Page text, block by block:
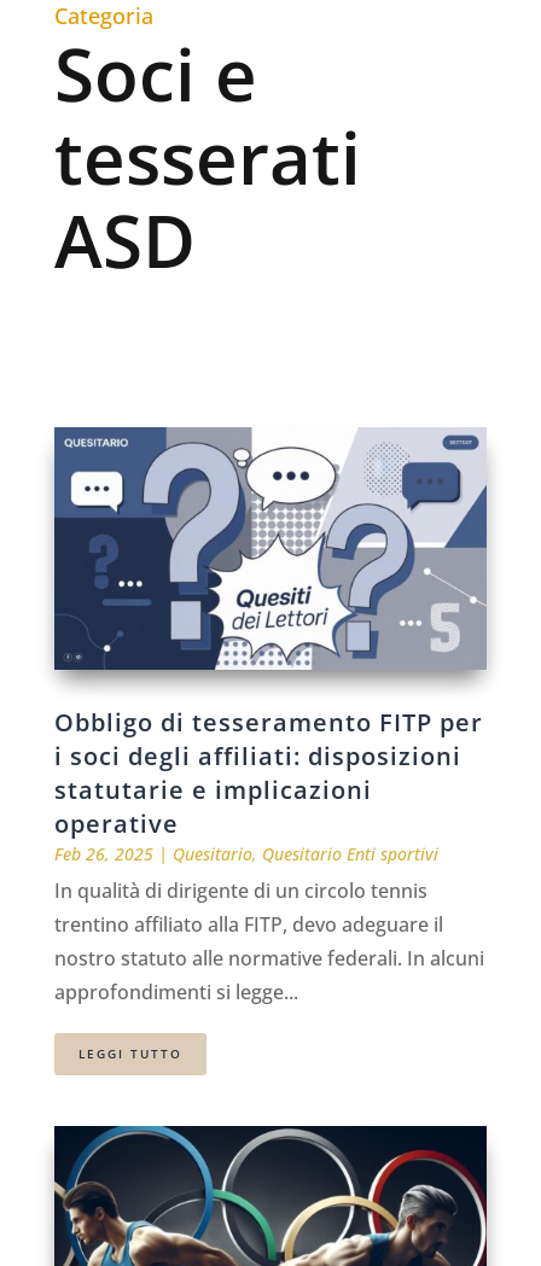
Categoria
Soci e
tesserati
ASD
Obbligo di tesseramento FITP per
i soci degli affiliati: disposizioni
statutarie e implicazioni
operative
Feb 26, 2025| Quesitario, Quesitario Enti sportivi
In qualità di dirigente di un circolo tennis
trentino affiliato alla FITP, devo adeguare il
nostro statuto alle normative federali. In alcuni
approfondimenti si legge...
LEGGI TUTTO